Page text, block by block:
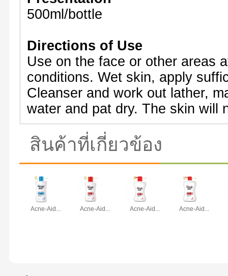
500ml/bottle
Directions of Use
Use on the face or other areas
conditions. Wet skin, apply
Cleanser and work out lather,
water and pat dry. The skin will
สินค้าที่เกี่ยวข้อง
Acne-Aid... Acne-Aid... Acne-Aid... Acne-Aid...